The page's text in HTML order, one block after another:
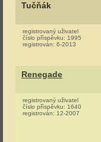
Tučňák
registrovaný uživatel
číslo příspěvku: 1995
registrován: 6-2013
Renegade
registrovaný uživatel
číslo příspěvku: 1640
registrován: 12-2007